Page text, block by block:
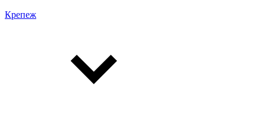
Крепеж